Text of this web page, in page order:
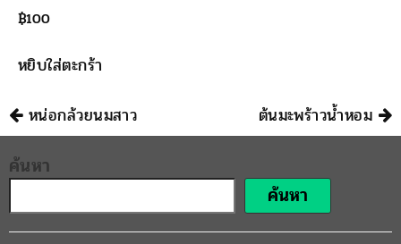
฿100
หยิบใส่ตะกร้า
นำทาง
หน่อกล้วยนมสาว ต้นมะพร้าวน้ำหอม
ค้นหา
ค้นหา